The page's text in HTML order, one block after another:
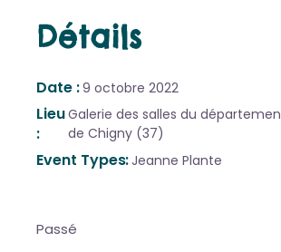
Détails
Date 9 octobre 2022
LieuGalerie des salles du
de Chigny (37)
Event Types Jeanne Plante
Passé